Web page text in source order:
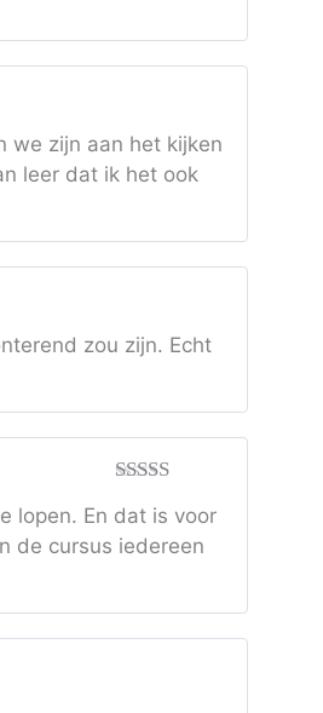
we zijn aan het kijken
leer dat ik het ook
zou zijn. Echt
d5uit 5
lopen. En dat is voor
de cursus iedereen